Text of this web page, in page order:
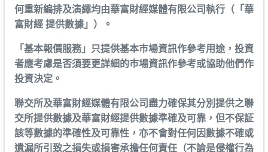
何重新編排及演繹均由華富財經媒體有限公司執行（「華
富財經 提供數據」）。
「基本報價服務」只提供基本巿場資訊作參考用途，投資
者應考慮是否須要更詳細的巿場資訊作參考或協助他們作
投資決定 。
聯交所及華富財經媒體有限公司盡力確保其分別提供之聯
交所提供數據及華富財經提供數據準確及可靠，但不保証
該等數據的準確性及可靠性，亦不會對任何因數據不確或
遺漏所引致之損失或損害承擔任何責任（不論是侵權行為